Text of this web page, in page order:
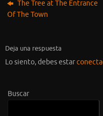
The Tree at The Entrance
Of The Town
Deja una respuesta
Lo siento, debes estar
Buscar